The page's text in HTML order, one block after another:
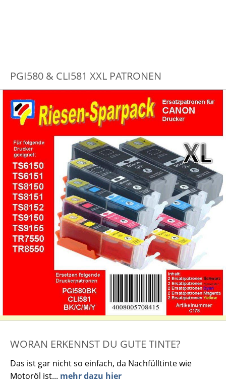
PGI580 & CLI581 XXL PATRONEN
WORAN ERKENNST DU GUTE TINTE?
Das ist gar nicht so einfach, da Nachfülltinte wie
Motoröl ist... mehr dazu hier